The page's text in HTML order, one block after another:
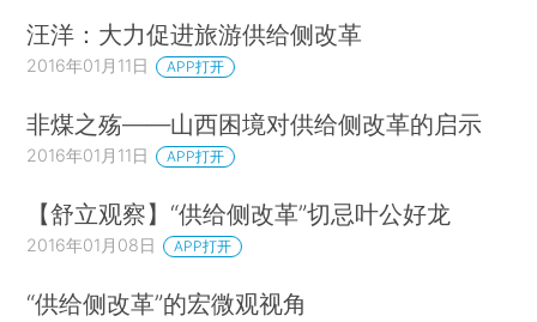
汪洋：大力促进旅游供给侧改革
2016年01月11日 APP打开
非煤之殇——山西困境对供给侧改革的启示
2016年01月11日 APP打开
【舒立观察】“供给侧改革”切忌叶公好龙
2016年01月08日 APP打开
“供给侧改革”的宏微观视角